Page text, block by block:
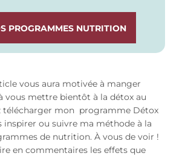
PROGRAMMES NUTRITION
vous aura motivée à manger
vous mettre bientôt à la détox au
télécharger mon programme Détox
inspirer ou suivre ma méthode à la
de nutrition. À vous de voir !
en commentaires les effets que